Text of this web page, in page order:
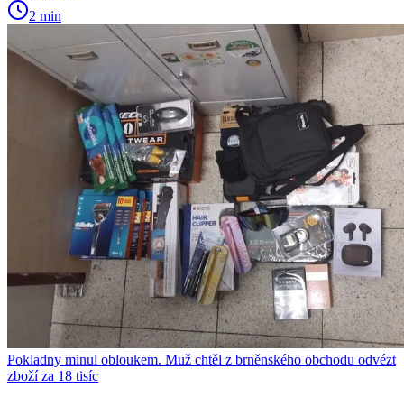
2 min
Pokladny minul obloukem. Muž chtěl z brněnského obchodu odvézt
zboží za 18 tisíc